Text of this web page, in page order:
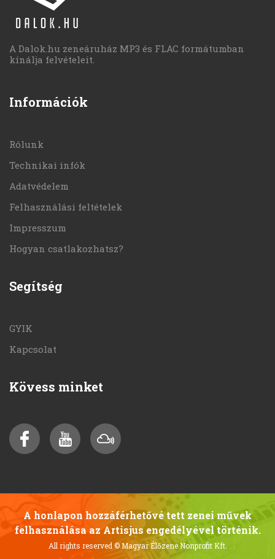
A Dalok.hu zeneáruház MP3 és FLAC formátumban
kínálja felvételeit.
Információk
Rólunk
Technikai infók
Adatvédelem
Felhasználási feltételek
Impresszum
Hogyan csatlakozhatsz?
Segítség
GYIK
Kapcsolat
Kövess minket
A honlapon hozzáférhetővé tett zenei művek
felhasználása az Artisjus engedélyével történik.
All rights reserved© Magyar Élőzene Nonprofit Kft.